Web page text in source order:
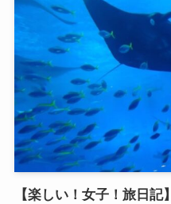
【楽しい！女子！旅日